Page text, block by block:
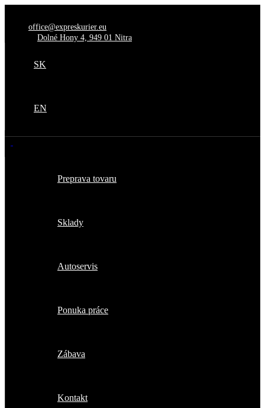
office@expreskurier.eu
Dolné Hony 4, 949 01 Nitra
SK
EN
Preprava tovaru
Sklady
Autoservis
Ponuka práce
Zábava
Kontakt